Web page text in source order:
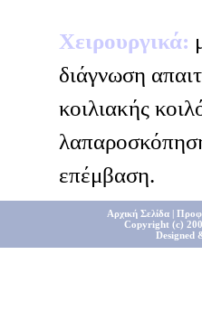
Χειρουργικά:
διάγνωση
κοιλιακής
επέμβαση.
Αρχική Σελίδα|
Copyright (c)
Designed